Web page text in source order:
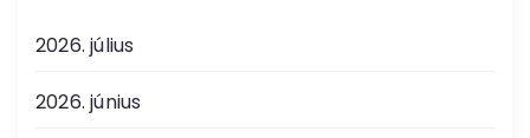
2026. július
2026. június